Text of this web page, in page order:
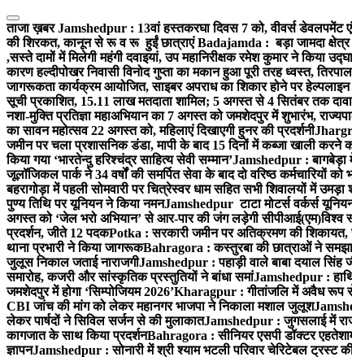
Skip
to
content
ताजा ख़बरJamshedpur : 13वां हस्तकरघा दिवस 7 को, वीवर्स
की शिरकत, कानून से रू व रू हुईं छात्राएंBadajamda : बड़ा जामदा
,सस्ते दामों में मिलेगी महंगी दवाइयां, उप महानिरीक्षक रमेश कुमार ने किया
कारण हल्दीपोखर निवासी विनोद गुप्ता का मकान हुआ पूरी तरह ध्वस्त,
जागरूकता कार्यक्रम आयोजित, साइबर अपराध का शिकार होने पर
सूची प्रकाशित, 15.11 लाख मतदाता शामिल; 5 अगस्त से 4 सितंबर तक
नशा-मुक्ति प्रतिज्ञा महाअभियान का 7 अगस्त को जमशेदपुर में शुभारंभ,
का सावन महोत्सव 22 अगस्त को, महिलाएं दिखाएगी हुनर की प्रदर्शनी
जमीन पर चला प्रशासनिक डंडा, मापी के बाद 15 दिनों में कब्जा खाली करने
किया गया ‘भारतेन्दु हरिश्चंद्र साहित्य सेवी सम्मान’Jamshedpur : बागबेड़ा
जूलॉजिकल पार्क ने 34 वर्षों की समर्पित सेवा के बाद दो वरिष्ठ कर्मचारियों को
बहरागोड़ा में पहली सोमवारी पर चित्रेस्वर धाम सहित सभी शिवालयों में
पुण्य तिथि पर यूनियन ने किया नमनJamshedpur टाटा मोटर्स वर्कर्स
अगस्त को ‘जेल भरो अभियान’ से आर-पार की जंग लड़ेगी सीपीआई(एम)विश्व
प्रदर्शन, जीते 12 पदकPotka : सरकारी जमीन पर अतिक्रमण की
थाना प्रभारी ने किया जागरूकBahragora : कस्तुरबा की छात्राओं ने
जुलूस निकाल जताई नाराजगीJamshedpur : पहाड़ी वाले बाबा दयाल सिंह
समारोह, कजरी और सांस्कृतिक प्रस्तुतियों ने बांधा समांJamshedpur :
जमशेदपुर में होगा ‘सिम्पोजियम 2026’Kharagpur : गीतांजलि में अवैध रूप से
CBI जांच की मांग को लेकर महानगर भाजपा ने निकाला मशाल जुलूश
लेकर पार्षदों ने सिविल सर्जन से की मुलाकातJamshedpur : जुगसलाई में
कागजात के साथ किया प्रदर्शनBahragora : सीनियर एसपी डॉक्टर
ज्ञापनJamshedpur : सोनारी में श्री श्याम भटली परिवार चेरिटेबल ट्रस्ट